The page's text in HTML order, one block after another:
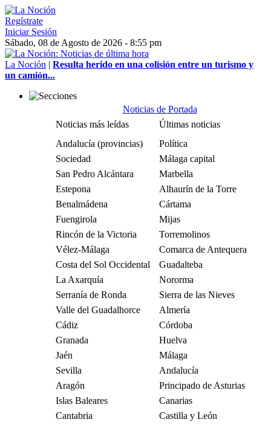
Regístrate
Iniciar Sesión
Sábado, 08 de Agosto de 2026 - 8:55 pm
La Noción | Resulta herido en una colisión entre un turismo y
un camión...
Noticias de Portada
Noticias más leídas
Últimas noticias
Andalucía (provincias)
Política
Sociedad
Málaga capital
San Pedro Alcántara
Marbella
Estepona
Alhaurín de la Torre
Benalmádena
Cártama
Fuengirola
Mijas
Rincón de la Victoria
Torremolinos
Vélez-Málaga
Comarca de Antequera
Costa del Sol Occidental
Guadalteba
La Axarquía
Nororma
Serranía de Ronda
Sierra de las Nieves
Valle del Guadalhorce
Almería
Cádiz
Córdoba
Granada
Huelva
Jaén
Málaga
Sevilla
Andalucía
Aragón
Principado de Asturias
Islas Baleares
Canarias
Cantabria
Castilla y León